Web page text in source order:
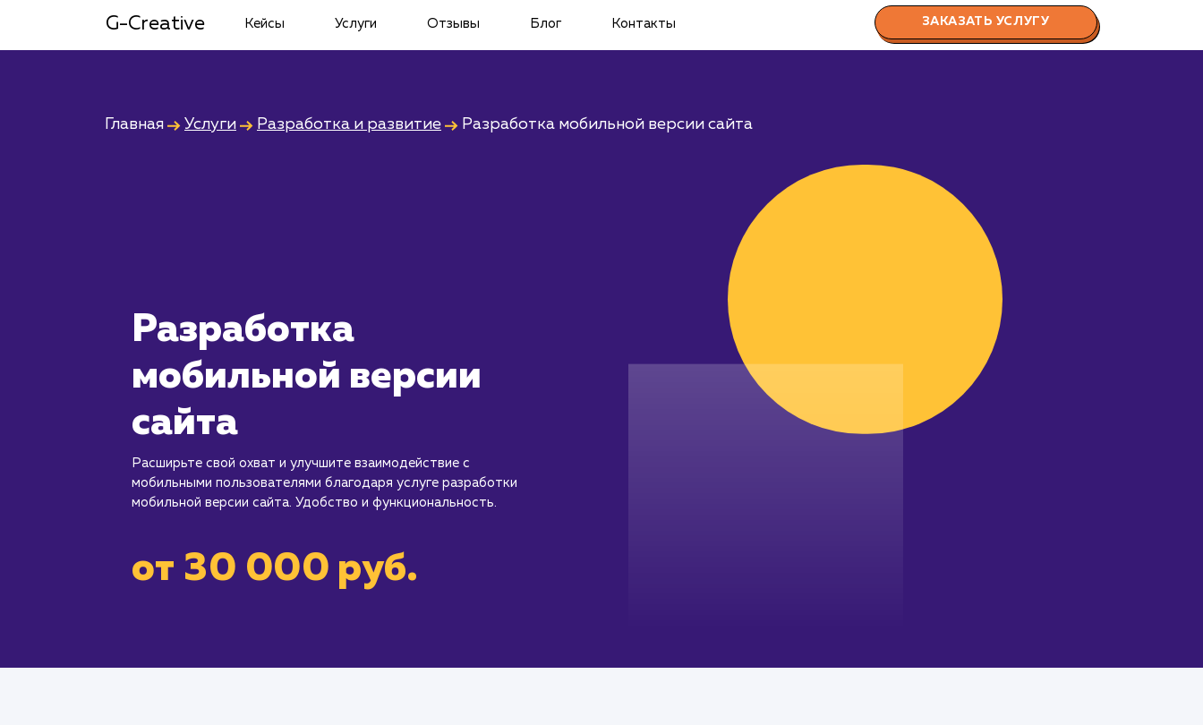
G-Creative Кейсы Услуги Отзывы Блог Контакты ЗАКАЗАТЬ УСЛУГУ
Главная Услуги Разработка и развитие Разработка мобильной версии сайта
Разработка
мобильной версии
сайта
Расширьте свой охват и улучшите взаимодействие с
мобильными пользователями благодаря услуге разработки
мобильной версии сайта. Удобство и функциональность.
от 30 000 руб.